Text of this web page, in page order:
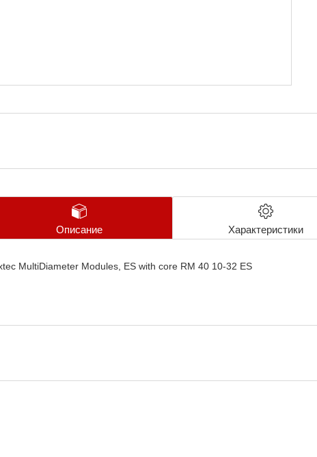
Описание Характеристики
MultiDiameter Modules, ES with core RM 40 10-32 ES